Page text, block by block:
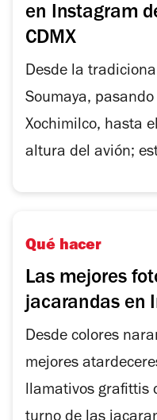
en Instagram
CDMX
Desde la
Soumaya,
Xochimilco, hasta
altura del avión;
Qué hacer
Las mejores
jacarandas en
Desde colores
mejores
llamativos grafittis